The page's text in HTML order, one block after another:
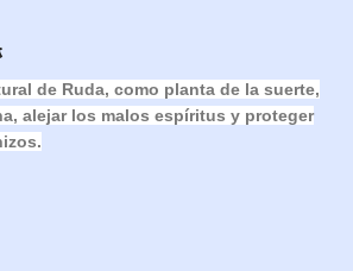
de Ruda, como planta de la suerte,
alejar los malos espíritus y proteger